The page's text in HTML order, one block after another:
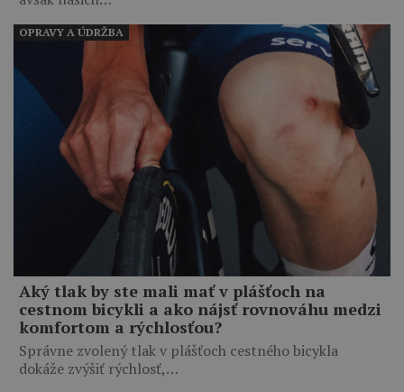
Aký tlak by ste mali mať v plášťoch na
cestnom bicykli a ako nájsť rovnováhu medzi
komfortom a rýchlosťou?
Správne zvolený tlak v plášťoch cestného bicykla
dokáže zvýšiť rýchlosť,…
OPRAVY A ÚDRŽBA